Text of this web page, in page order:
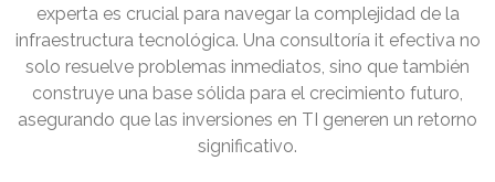
experta es crucial para navegar la complejidad de la
infraestructura tecnológica. Una consultoría it efectiva no
solo resuelve problemas inmediatos, sino que también
construye una base sólida para el crecimiento futuro,
asegurando que las inversiones en TI generen un retorno
significativo.